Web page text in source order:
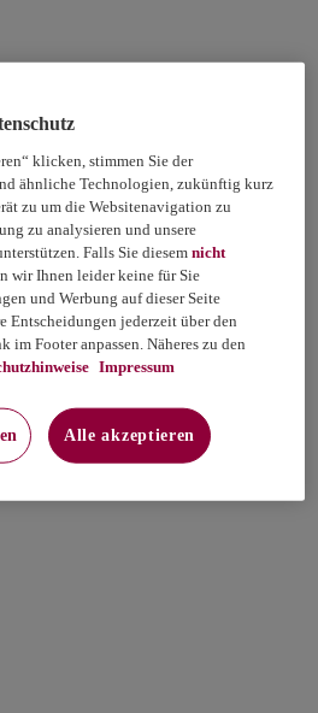
klicken, stimmen Sie der
ähnliche Technologien, zukünftig kurz
zu um die Websitenavigation zu
zu analysieren und unsere
Falls Sie diesemnicht
wir Ihnen leider keine für Sie
und Werbung auf dieser Seite
Entscheidungen jederzeit über den
Footer anpassen. Näheres zu den
Impressum
Alle akzeptieren